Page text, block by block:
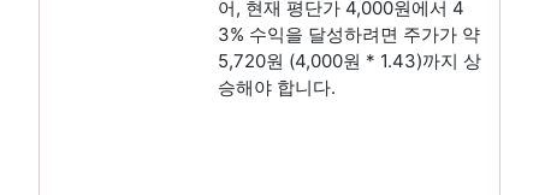
어, 현재 평단가 4,000원에서 4
3% 수익을 달성하려면 주가가 약
5,720원 (4,000원 * 1.43)까지 상
승해야 합니다.